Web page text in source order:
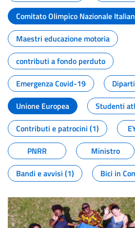
Comitato Olimpico Nazionale
Maestri educazione motoria
contributi a fondo perduto
Emergenza Covid-19
Unione Europea
Studenti
Contributi e patrocini (1)
PNRR
Ministro
Bandi e avvisi (1)
Bici in